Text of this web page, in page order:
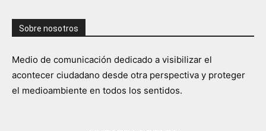
Sobre nosotros
Medio de comunicación dedicado a visibilizar el
acontecer ciudadano desde otra perspectiva y proteger
el medioambiente en todos los sentidos.